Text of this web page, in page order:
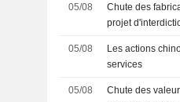
05/08
Chute des
projet
05/08
Les actions
services
05/08
Chute des